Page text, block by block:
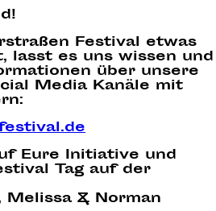
Festival etwas
lasst es uns wissen und
über unsere
Media Kanäle mit
Eure Initiative und
Tag auf der
& Norman